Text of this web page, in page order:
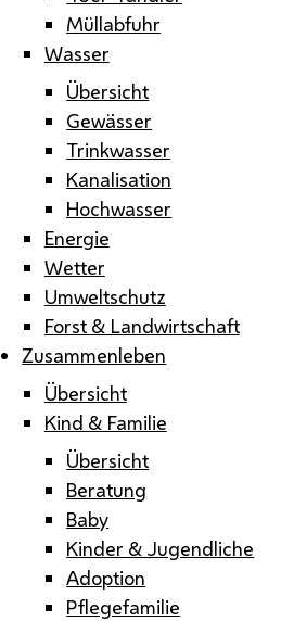
Müllabfuhr
Wasser
Übersicht
Gewässer
Trinkwasser
Kanalisation
Hochwasser
Energie
Wetter
Umweltschutz
Forst & Landwirtschaft
Zusammenleben
Übersicht
Kind & Familie
Übersicht
Beratung
Baby
Kinder & Jugendliche
Adoption
Pflegefamilie